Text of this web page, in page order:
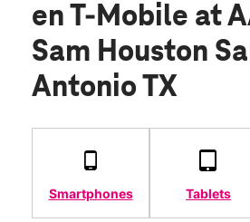
en T-Mobile at
Sam Houston
Antonio TX
Smartphones Tablets